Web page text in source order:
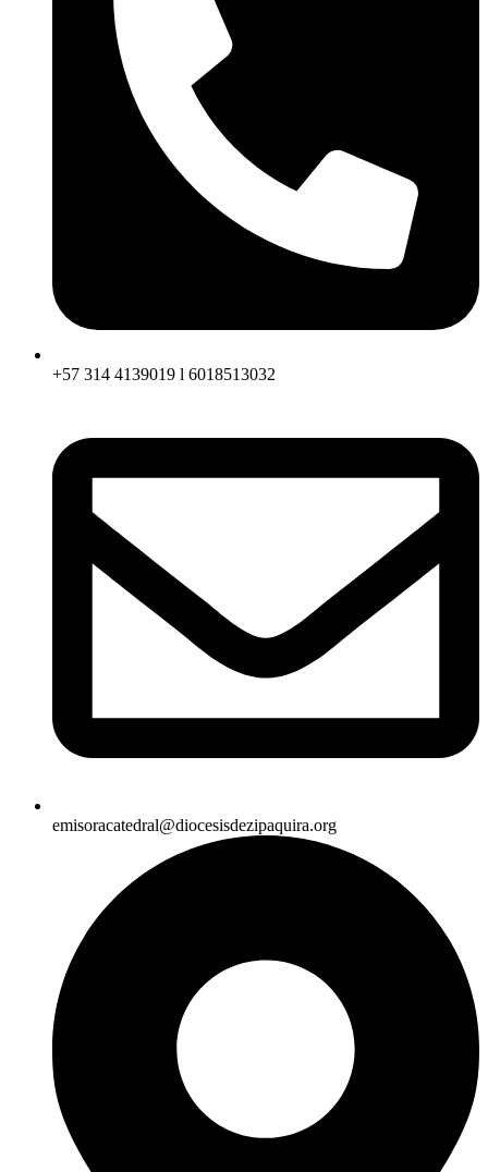
+57 314 4139019 l 6018513032
emisoracatedral@diocesisdezipaquira.org